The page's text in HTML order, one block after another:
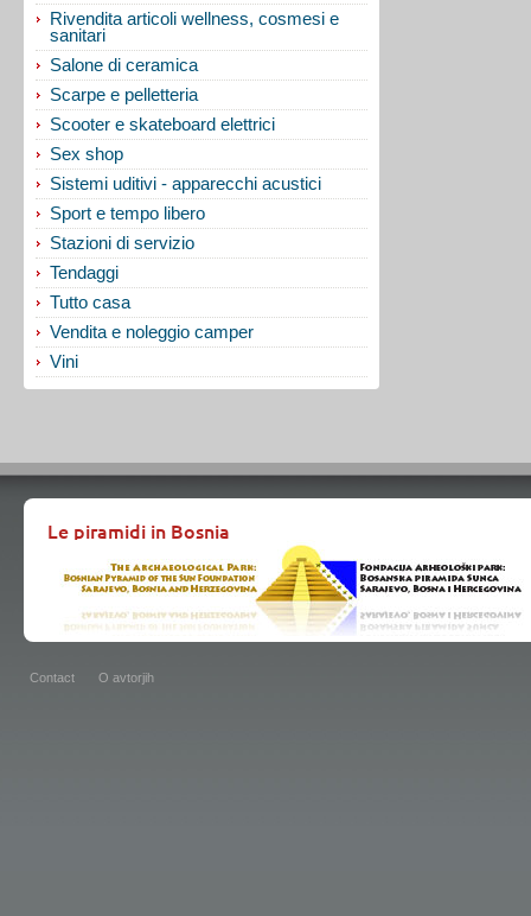
Rivendita articoli wellness, cosmesi e
sanitari
Salone di ceramica
Scarpe e pelletteria
Scooter e skateboard elettrici
Sex shop
Sistemi uditivi - apparecchi acustici
Sport e tempo libero
Stazioni di servizio
Tendaggi
Tutto casa
Vendita e noleggio camper
Vini
Le piramidi in Bosnia
Contact O avtorjih